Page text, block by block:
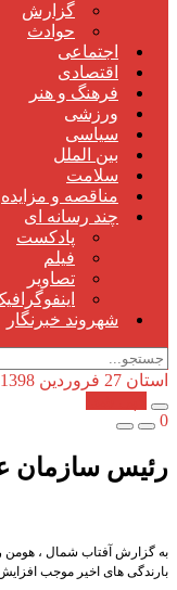
گزارش
حوادث
اجتماعی
اقتصادی
فرهنگ و هنر
ورزشی
سیاسی
بین الملل
سلامت
مناقصه و مزایده
چند رسانه ای
پادکست
فیلم
تصاویر
شهروند خبرنگار
استان 27 فروردین 1398 - 7 سال پیش
0
رئیس سازمان
به گزارش آفتاب شمال ، هومن
بارندگی های اخیر موجب